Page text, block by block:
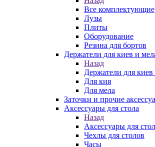
Все комплектующие
Лузы
Плиты
Оборудование
Резина для бортов
Держатели для киев и
Назад
Держатели для киев
Для кия
Для мела
Заточки и прочие
Аксессуары для стола
Назад
Аксессуары для
Чехлы для столов
Часы